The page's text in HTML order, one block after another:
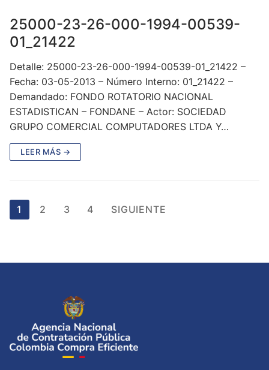
25000-23-26-000-1994-00539-
01_21422
Detalle: 25000-23-26-000-1994-00539-01_21422 –
Fecha: 03-05-2013 – Número Interno: 01_21422 –
Demandado: FONDO ROTATORIO NACIONAL
ESTADISTICAN – FONDANE – Actor: SOCIEDAD
GRUPO COMERCIAL COMPUTADORES LTDA Y…
LEER MÁS →
Paginación
de
1 2 3 4 SIGUIENTE